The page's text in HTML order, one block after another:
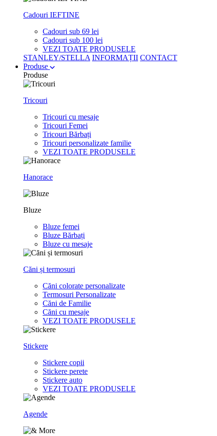
Cadouri IEFTINE
Cadouri sub 69 lei
Cadouri sub 100 lei
VEZI TOATE PRODUSELE
STANLEY/STELLA INFORMAȚII CONTACT
Produse
Produse
Tricouri
Tricouri cu mesaje
Tricouri Femei
Tricouri Bărbați
Tricouri personalizate familie
VEZI TOATE PRODUSELE
Hanorace
Bluze
Bluze femei
Bluze Bărbați
Bluze cu mesaje
Căni și termosuri
Căni colorate personalizate
Termosuri Personalizate
Căni de Familie
Căni cu mesaje
VEZI TOATE PRODUSELE
Stickere
Stickere copii
Stickere perete
Stickere auto
VEZI TOATE PRODUSELE
Agende